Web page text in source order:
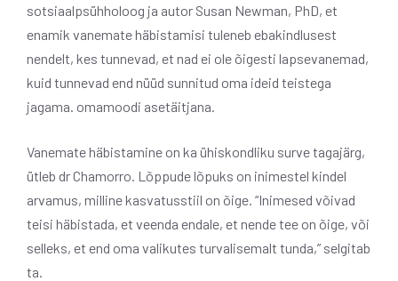
sotsiaalpsühholoog ja autor Susan Newman, PhD, et
enamik vanemate häbistamisi tuleneb ebakindlusest
nendelt, kes tunnevad, et nad ei ole õigesti lapsevanemad,
kuid tunnevad end nüüd sunnitud oma ideid teistega
jagama. omamoodi asetäitjana.
Vanemate häbistamine on ka ühiskondliku surve tagajärg,
ütleb dr Chamorro. Lõppude lõpuks on inimestel kindel
arvamus, milline kasvatusstiil on õige. “Inimesed võivad
teisi häbistada, et veenda endale, et nende tee on õige, või
selleks, et end oma valikutes turvalisemalt tunda,” selgitab
ta.